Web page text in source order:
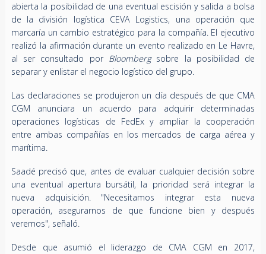
abierta la posibilidad de una eventual escisión y salida a bolsa
de la división logística CEVA Logistics, una operación que
marcaría un cambio estratégico para la compañía. El ejecutivo
realizó la afirmación durante un evento realizado en Le Havre,
al ser consultado por Bloombergsobre la posibilidad de
separar y enlistar el negocio logístico del grupo.
Las declaraciones se produjeron un día después de que CMA
CGM anunciara un acuerdo para adquirir determinadas
operaciones logísticas de FedEx y ampliar la cooperación
entre ambas compañías en los mercados de carga aérea y
marítima.
Saadé precisó que, antes de evaluar cualquier decisión sobre
una eventual apertura bursátil, la prioridad será integrar la
nueva adquisición. "Necesitamos integrar esta nueva
operación, asegurarnos de que funcione bien y después
veremos", señaló.
Desde que asumió el liderazgo de CMA CGM en 2017,